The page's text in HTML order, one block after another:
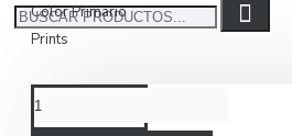
Color Primario
Prints